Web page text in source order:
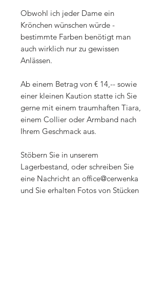
Obwohl ich jeder Dame ein
Krönchen wünschen würde -
bestimmte Farben benötigt man
auch wirklich nur zu gewissen
Anlässen.
Ab einem Betrag von € 14,-- sowie
einer kleinen Kaution statte ich Sie
gerne mit einem traumhaften Tiara,
einem Collier oder Armband nach
Ihrem Geschmack aus.
Stöbern Sie in unserem
Lagerbestand, oder schreiben Sie
eine Nachricht an office@cerwenka
und Sie erhalten Fotos von Stücken